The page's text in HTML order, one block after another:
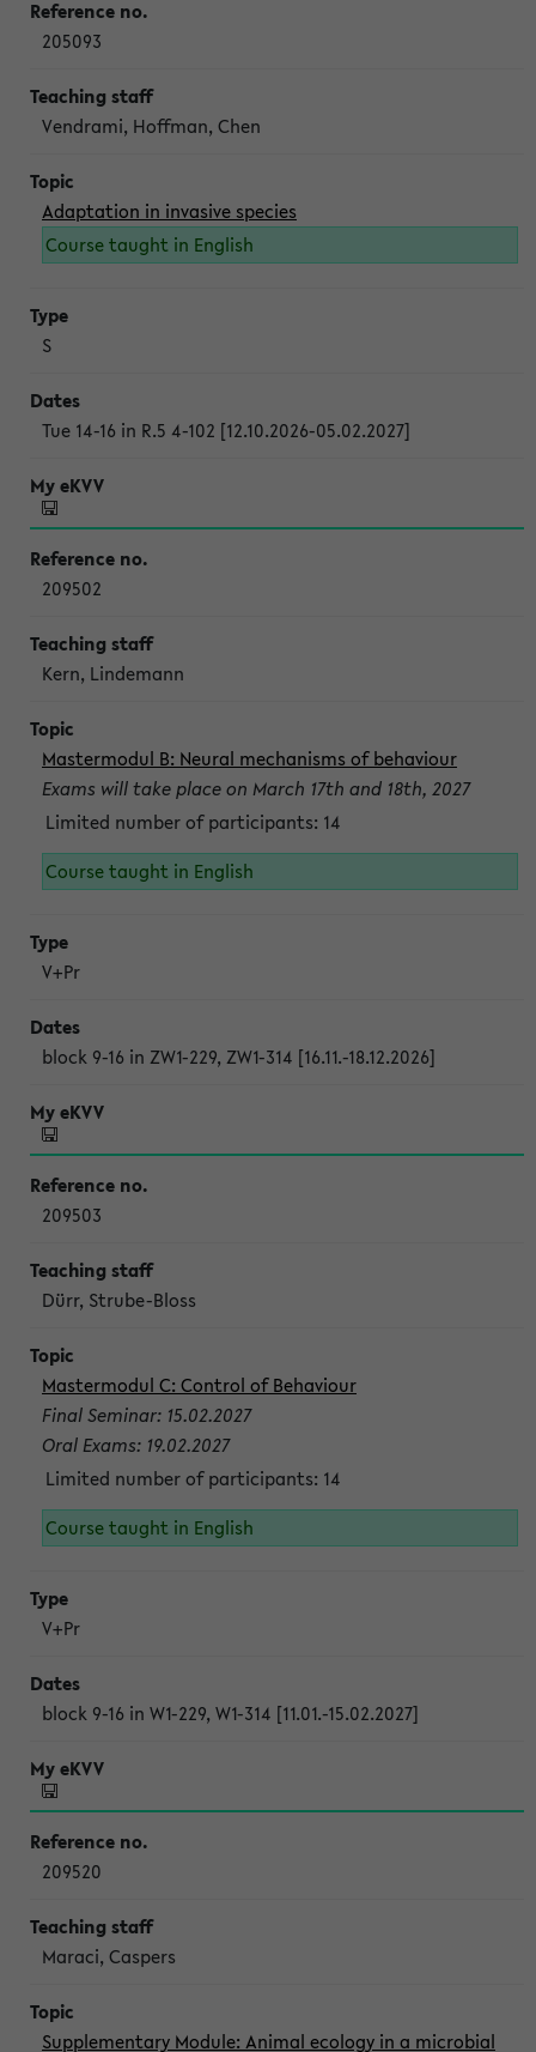
205093
Vendrami, Hoffman, Chen
Adaptation in invasive species
Course taught in English
S
Tue 14-16 in R.5 4-102 [12.10.2026-05.02.2027]
209502
Kern, Lindemann
Mastermodul B: Neural mechanisms of behaviour
Exams will take place on March 17th and 18th, 2027
Limited number of participants: 14
Course taught in English
V+Pr
block 9-16 in ZW1-229, ZW1-314 [16.11.-18.12.2026]
209503
Dürr, Strube-Bloss
Mastermodul C: Control of Behaviour
Final Seminar: 15.02.2027
Oral Exams: 19.02.2027
Limited number of participants: 14
Course taught in English
V+Pr
block 9-16 in W1-229, W1-314 [11.01.-15.02.2027]
209520
Maraci, Caspers
Supplementary Module: Animal ecology in a microbial